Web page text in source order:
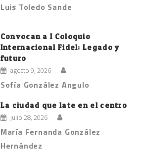
Luis Toledo Sande
Convocan a I Coloquio
Internacional Fidel: Legado y
futuro
agosto 9, 2026
Sofía González Angulo
La ciudad que late en el centro
julio 28, 2026
María Fernanda González
Hernández